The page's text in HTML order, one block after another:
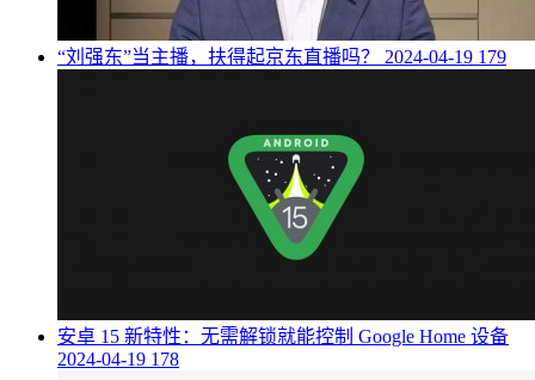
​“刘强东”当主播，扶得起京东直播吗？ 2024-04-19 179
​安卓 15 新特性：无需解锁就能控制 Google Home 设备
2024-04-19 178